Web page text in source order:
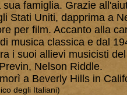
famiglia. Grazie
Stati Uniti, dapprima a
per film. Accanto alla
musica classica e dal
i suoi allievi musicisti
Nelson Riddle.
a Beverly Hills in
degli Italiani)